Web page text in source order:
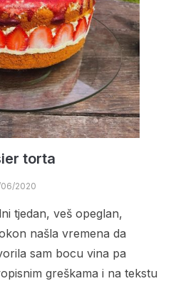
torta
2020
tjedan, veš opeglan,
našla vremena da
sam bocu vina pa
greškama i na tekstu